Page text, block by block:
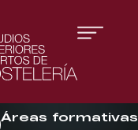
Áreas formativas